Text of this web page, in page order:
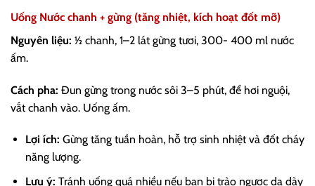
Uống Nước chanh + gừng (tăng nhiệt, kích hoạt đốt mỡ)
Nguyên liệu: ½ chanh, 1–2 lát gừng tươi, 300- 400 ml nước
ấm.
Cách pha: Đun gừng trong nước sôi 3–5 phút, để hơi nguội,
vắt chanh vào. Uống ấm.
Lợi ích: Gừng tăng tuần hoàn, hỗ trợ sinh nhiệt và đốt cháy
năng lượng.
Lưu ý: Tránh uống quá nhiều nếu bạn bị trào ngược dạ dày